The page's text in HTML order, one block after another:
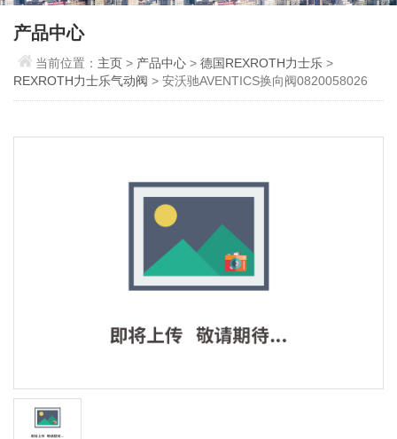
产品中心
当前位置： 主页> 产品中心 >德国REXROTH力士乐 >
REXROTH力士乐气动阀 > 安沃驰AVENTICS换向阀0820058026